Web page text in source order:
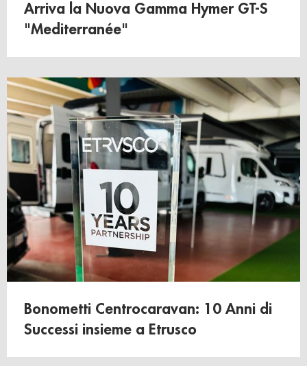
Arriva la Nuova Gamma Hymer GT-S
"Mediterranée"
Bonometti Centrocaravan: 10 Anni di
Successi insieme a Etrusco